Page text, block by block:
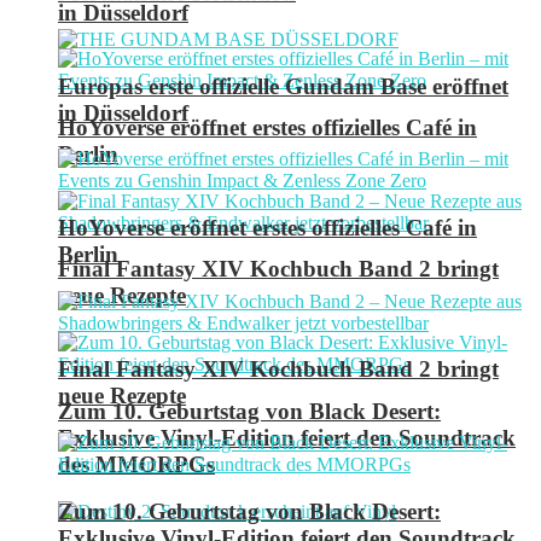
in Düsseldorf
HoYoverse eröffnet erstes offizielles Café in
Berlin
Final Fantasy XIV Kochbuch Band 2 bringt
neue Rezepte
Zum 10. Geburtstag von Black Desert:
Exklusive Vinyl-Edition feiert den Soundtrack
des MMORPGs
Europas erste offizielle Gundam Base eröffnet
in Düsseldorf
HoYoverse eröffnet erstes offizielles Café in
Berlin
Final Fantasy XIV Kochbuch Band 2 bringt
neue Rezepte
Zum 10. Geburtstag von Black Desert: